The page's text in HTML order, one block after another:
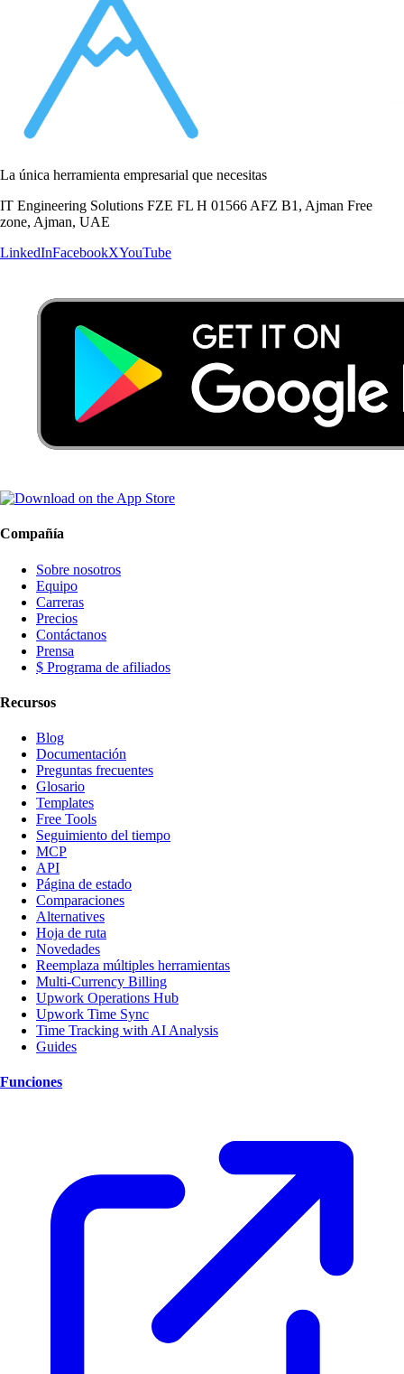
La única herramienta empresarial que necesitas
IT Engineering Solutions FZE FL H 01566 AFZ B1, Ajman Free
zone, Ajman, UAE
LinkedInFacebookXYouTube
Compañía
Sobre nosotros
Equipo
Carreras
Precios
Contáctanos
Prensa
$ Programa de afiliados
Recursos
Blog
Documentación
Preguntas frecuentes
Glosario
Templates
Free Tools
Seguimiento del tiempo
MCP
API
Página de estado
Comparaciones
Alternatives
Hoja de ruta
Novedades
Reemplaza múltiples herramientas
Multi-Currency Billing
Upwork Operations Hub
Upwork Time Sync
Time Tracking with AI Analysis
Guides
Funciones